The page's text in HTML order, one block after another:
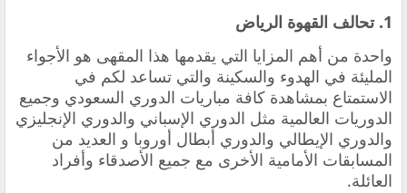
1. ‏تحالف القهوة الرياض
‏واحدة من أهم المزايا التي يقدمها هذا المقهى هو الأجواء
المليئة في الهدوء والسكينة والتي تساعد لكم في
الاستمتاع بمشاهدة كافة مباريات الدوري السعودي وجميع
الدوريات العالمية مثل الدوري الإسباني والدوري الإنجليزي
والدوري الإيطالي والدوري أبطال أوروبا و العديد من
المسابقات الأمامية الأخرى مع جميع الأصدقاء وأفراد
العائلة.